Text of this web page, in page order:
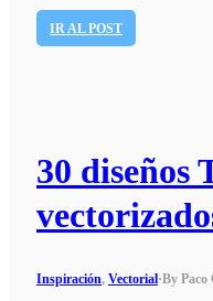
IR AL POST
30 diseños
Inspiración, Vectorial·By Paco